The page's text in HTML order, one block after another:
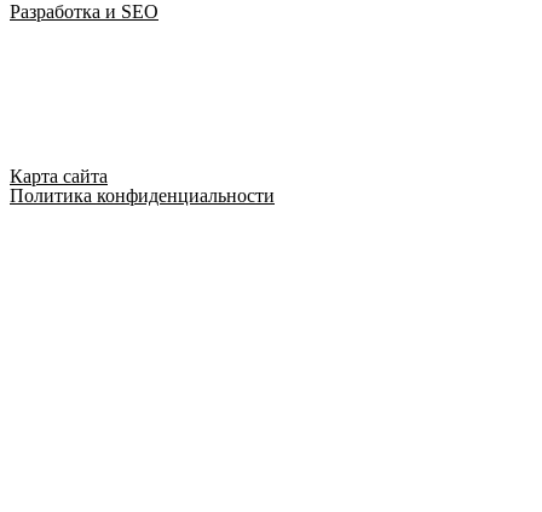
Разработка и SEO
Карта сайта
Политика конфиденциальности